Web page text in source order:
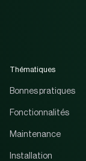
Thématiques
Bonnes pratiques
Fonctionnalités
Maintenance
Installation